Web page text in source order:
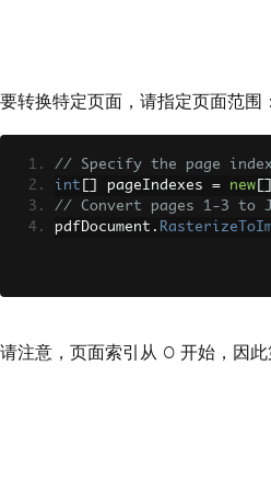
要转换特定页面，请指定页面范围：
// Specify the page
int
pageIndexes = new
// Convert pages 1-3 to
pdfDocument .
请注意，页面索引从 0 开始，因